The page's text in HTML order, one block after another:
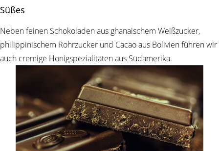
Süßes
Neben feinen Schokoladen aus ghanaischem Weißzucker,
philippinischem Rohrzucker und Cacao aus Bolivien führen wir
auch cremige Honigspezialitäten aus Südamerika.